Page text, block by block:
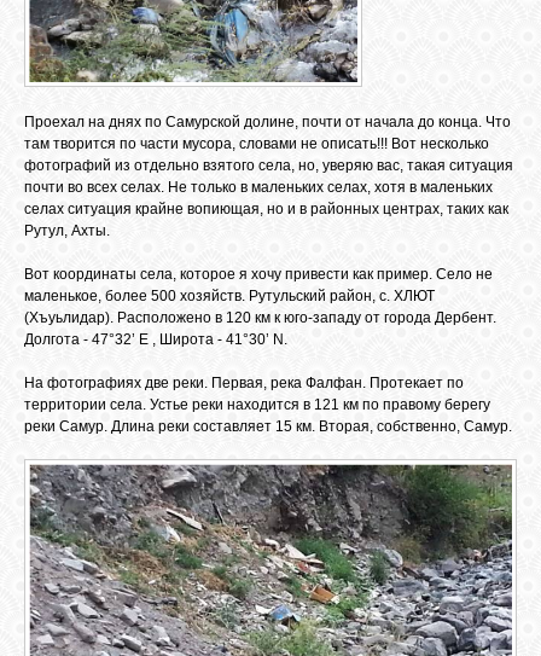
ГОЛОС
ЛЕЗГИН
НАРОДЫ
БИБЛИОТЕКА
ФОРУМ
ГОСТЕВАЯ
ФОТО
ВИДЕО
Проехал на днях по Самурской долине, почти от начала до конца. Что
там творится по части мусора, словами не описать!!! Вот несколько
фотографий из отдельно взятого села, но, уверяю вас, такая ситуация
почти во всех селах. Не только в маленьких селах, хотя в маленьких
селах ситуация крайне вопиющая, но и в районных центрах, таких как
Рутул, Ахты.
Вот координаты села, которое я хочу привести как пример. Село не
маленькое, более 500 хозяйств. Рутульский район, с. ХЛЮТ
(Хъуьлидар). Расположено в 120 км к юго-западу от города Дербент.
Долгота - 47°32’ E , Широта - 41°30’ N.
На фотографиях две реки. Первая, река Фалфан. Протекает по
территории села. Устье реки находится в 121 км по правому берегу
реки Самур. Длина реки составляет 15 км. Вторая, собственно, Самур.